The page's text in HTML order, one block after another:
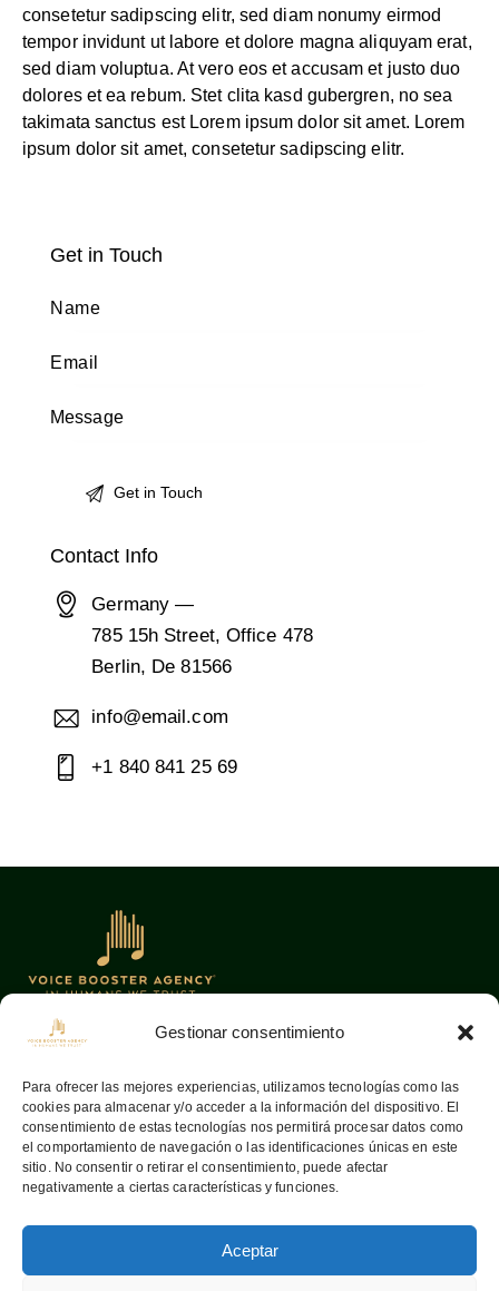
Gestionar consentimiento
Para ofrecer las mejores experiencias, utilizamos tecnologías como las
cookies para almacenar y/o acceder a la información del dispositivo. El
consentimiento de estas tecnologías nos permitirá procesar datos como
el comportamiento de navegación o las identificaciones únicas en este
sitio. No consentir o retirar el consentimiento, puede afectar
negativamente a ciertas características y funciones.
Aceptar
consetetur sadipscing elitr, sed diam nonumy eirmod
tempor invidunt ut labore et dolore magna aliquyam erat,
sed diam voluptua. At vero eos et accusam et justo duo
dolores et ea rebum. Stet clita kasd gubergren, no sea
takimata sanctus est Lorem ipsum dolor sit amet. Lorem
ipsum dolor sit amet, consetetur sadipscing elitr.
Get in Touch
Contact Info
Germany —
785 15h Street, Office 478
Berlin, De 81566
info@email.com
+1 840 841 25 69
08036Barcelona —
Aribau, 142
info@voiceboosteragency.com
Home
Sobre nosotros
Servicios
Contactar